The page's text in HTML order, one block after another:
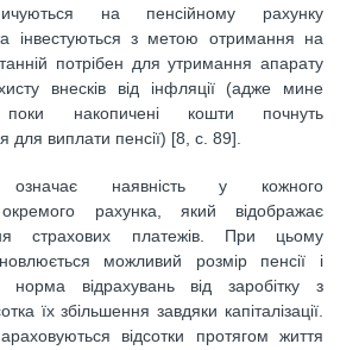
на пенсійному рахунку
інвестуються з метою отримання на
потрібен для утримання апарату
внесків від інфляції (адже мине
накопичені кошти почнуть
для виплати пенсії) [8, с. 89].
означає наявність у кожного
окремого рахунка, який відображає
страхових платежів. При цьому
можливий розмір пенсії і
норма відрахувань від заробітку з
їх збільшення завдяки капіталізації.
відсотки протягом життя